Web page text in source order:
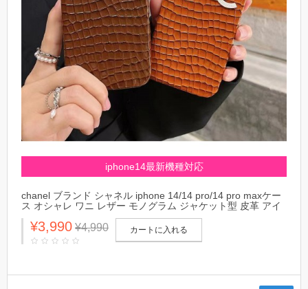
iphone14最新機種対応
chanel ブランド シャネル iphone 14/14 pro/14 pro maxケー
ス オシャレ ワニ レザー モノグラム ジャケット型 皮革 アイ
フォン14/13/12/11カバー 上質 落下防止 ファッション メンズ
レディース
¥3,990 ¥4,990 カートに入れる